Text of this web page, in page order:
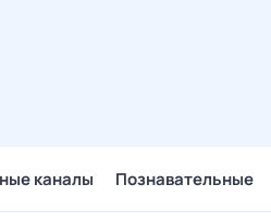
каналы Познавательные